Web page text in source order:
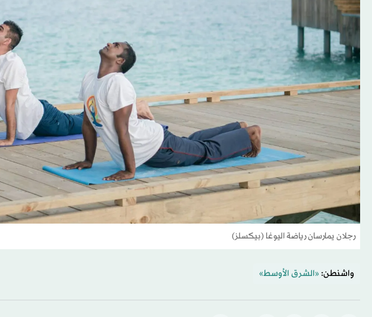
رجلان يمارسان رياضة اليوغا (بيكسلز)
واشنطن: «الشرق الأوسط»